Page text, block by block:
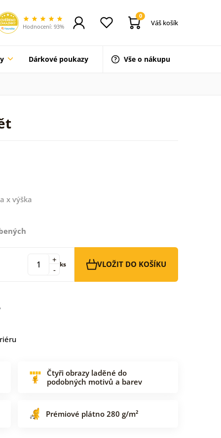
Hodnocení: 93%
0
Váš košík
Dárkové poukazy Vše o nákupu
x výška
-
+ ks VLOŽIT DO KOŠÍKU
Čtyři obrazy laděné do
podobných motivů a barev
Prémiové plátno 280 g/m²